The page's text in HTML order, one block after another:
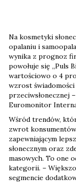
Na kosmetyki
opalaniu i
wynika z prognoz
powołuje się „Puls
wartościowo o 4
wzrost
przeciwsłonecznej
Euromonitor
Wśród trendów,
zwrot
zapewniającym
słonecznym oraz
masowych. To one
kategorii. –
segmencie